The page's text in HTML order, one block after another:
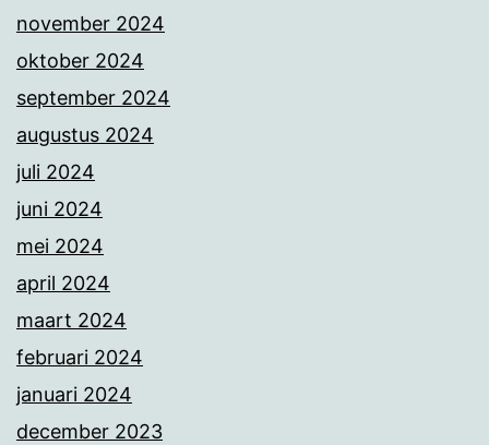
november 2024
oktober 2024
september 2024
augustus 2024
juli 2024
juni 2024
mei 2024
april 2024
maart 2024
februari 2024
januari 2024
december 2023